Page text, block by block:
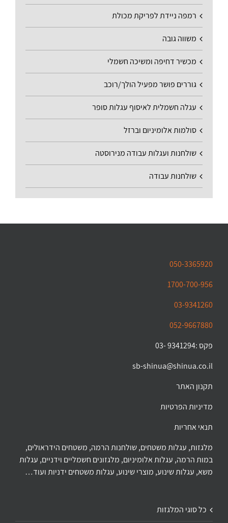
רמפה ניידת לפריקת מכולת
משווה גובה
מכשיר דחיפה ומשיכה חשמלי
גוררים פושר מפעיל הולך/רוכב
עגלה חשמלית לאיסוף עגלות סופר
סולמות אלומיניום וברזל
שולחנות ועגלות עבודה מנירוסטה
שולחנות עבודה
050-3365920
1700-700-956
03-9341260
052-9667880
פקס :9341294 -03
sb-shinua@shinua.co.il
תקנון האתר
מדיניות הפרטיות
תנאי אחריות
מלגזות, עגלות משטחים, שולחנות הרמה, משטחים הידראולים,
במות הרמה, עגלות אלומיניום, מלגזונים חשמליים וידניים, עגלות
משא, עגלות שינוע, מוצרי שינוע, עגלות משטחים ידניות ועוד…
כל סוגי המלגזות